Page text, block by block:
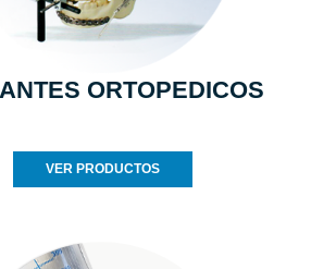
ORTOPEDICOS
VER PRODUCTOS